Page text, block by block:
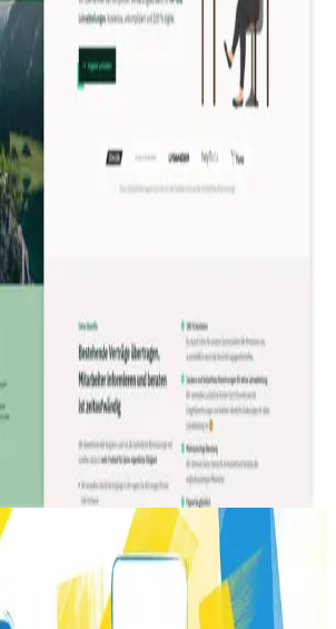
Von Grund auf.
nicht performt, liegt's selten am
alles richtig: Strategie, UX/UI,
SEO und Launch. Für Unternehmen, die
mit veralteter Website
will
Neuaufbau